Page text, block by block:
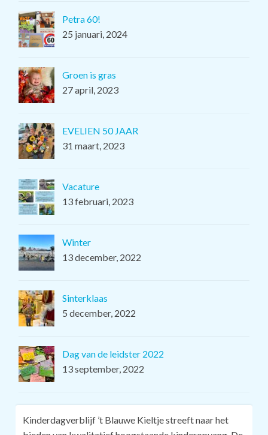
Petra 60!
25 januari, 2024
Groen is gras
27 april, 2023
EVELIEN 50 JAAR
31 maart, 2023
Vacature
13 februari, 2023
Winter
13 december, 2022
Sinterklaas
5 december, 2022
Dag van de leidster 2022
13 september, 2022
Kinderdagverblijf ’t Blauwe Kieltje streeft naar het
Buiten zijn stimuleert samenspel waar­door ­kinderen